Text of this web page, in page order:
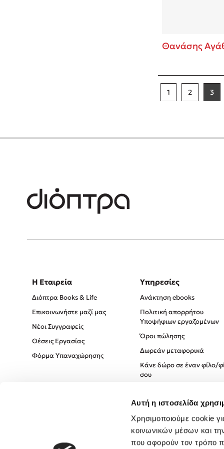
Αυτή η ιστοσελίδα
Χρησιμοποιούμε cookie
κοινωνικών μέσων και
που αφορούν τον τρόπο
Θανάσης
1 2 3
Η Εταιρεία
Διόπτρα Books & Life
Επικοινωνήστε μαζί μας
Νέοι Συγγραφείς
Θέσεις Εργασίας
Φόρμα Υπαναχώρησης
Υπηρεσίες
Ανάκτηση ebooks
Πολιτική απορρήτου
Υποψήφιων εργαζομένων
Όροι πώλησης
Δωρεάν μεταφορικά
Κάνε δώρο σε έναν φίλο/
σου
Πολιτική Απορρήτου
Όροι χρήσης